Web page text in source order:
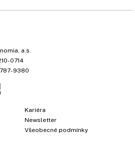
a.s.
0714
9380
Kariéra
Newsletter
Všeobecné podmínky